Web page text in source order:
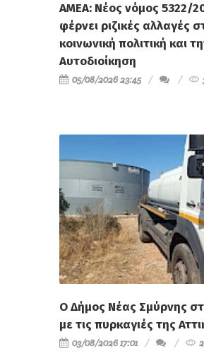
ΑΜΕΑ: Νέος νόμος 5322/
φέρνει ριζικές αλλαγές
κοινωνική πολιτική και
Αυτοδιοίκηση
05/08/2026 23:45
Ο Δήμος Νέας Σμύρνης
με τις πυρκαγιές της
03/08/2026 17:01